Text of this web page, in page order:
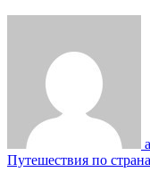
Путешествия по